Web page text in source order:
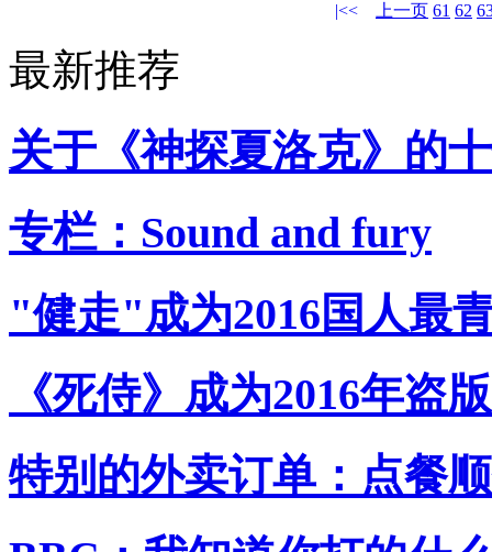
|<< 上一页 61 62
最新推荐
关于《神探夏洛克》的
专栏：Sound and fury
"健走"成为2016国人最
《死侍》成为2016年盗
特别的外卖订单：点餐